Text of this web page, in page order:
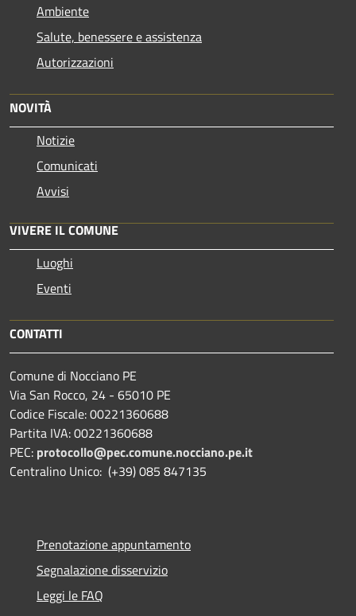
Ambiente
Salute, benessere e assistenza
Autorizzazioni
NOVITÀ
Notizie
Comunicati
Avvisi
VIVERE IL COMUNE
Luoghi
Eventi
CONTATTI
Comune di Nocciano PE
Via San Rocco, 24 - 65010 PE
Codice Fiscale: 00221360688
Partita IVA: 00221360688
PEC: protocollo@pec.comune.nocciano.pe.it
Centralino Unico: (+39) 085 847135
Prenotazione appuntamento
Segnalazione disservizio
Leggi le FAQ